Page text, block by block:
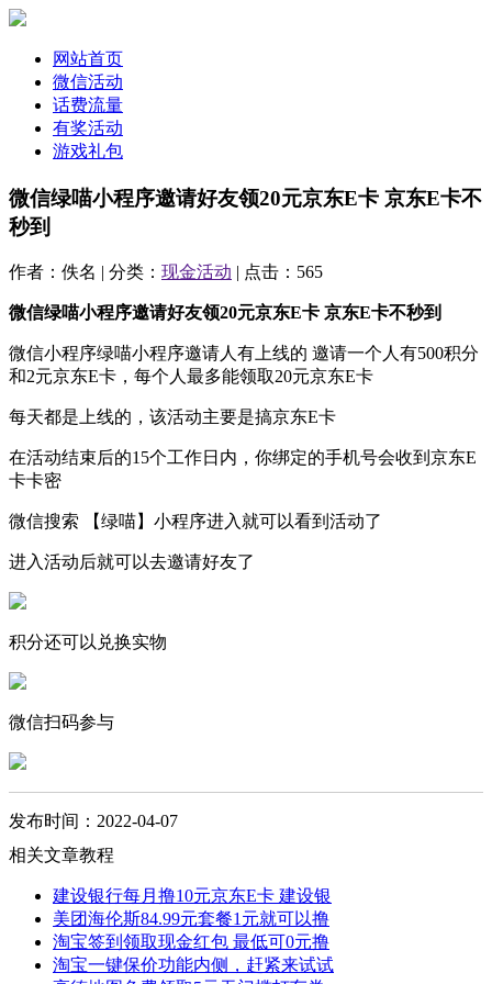
网站首页
微信活动
话费流量
有奖活动
游戏礼包
微信绿喵小程序邀请好友领20元京东E卡 京东E卡不
秒到
作者：佚名 | 分类： 现金活动 | 点击：565
微信绿喵小程序邀请好友领20元京东E卡 京东E卡不秒到
微信小程序绿喵小程序邀请人有上线的 邀请一个人有500积分
和2元京东E卡，每个人最多能领取20元京东E卡
每天都是上线的，该活动主要是搞京东E卡
在活动结束后的15个工作日内，你绑定的手机号会收到京东E
卡卡密
微信搜索 【绿喵】小程序进入就可以看到活动了
进入活动后就可以去邀请好友了
积分还可以兑换实物
微信扫码参与
发布时间：2022-04-07
相关文章教程
建设银行每月撸10元京东E卡 建设银
美团海伦斯84.99元套餐1元就可以撸
淘宝签到领取现金红包 最低可0元撸
淘宝一键保价功能内侧，赶紧来试试